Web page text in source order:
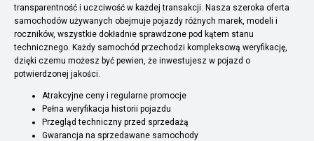
transparentność i uczciwość w każdej transakcji. Nasza szeroka oferta
samochodów używanych obejmuje pojazdy różnych marek, modeli i
roczników, wszystkie dokładnie sprawdzone pod kątem stanu
technicznego. Każdy samochód przechodzi kompleksową weryfikację,
dzięki czemu możesz być pewien, że inwestujesz w pojazd o
potwierdzonej jakości.
Atrakcyjne ceny i regularne promocje
Pełna weryfikacja historii pojazdu
Przegląd techniczny przed sprzedażą
Gwarancja na sprzedawane samochody